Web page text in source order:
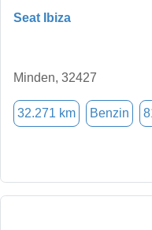
Seat Ibiza
Minden, 32427
32.271 km Benzin